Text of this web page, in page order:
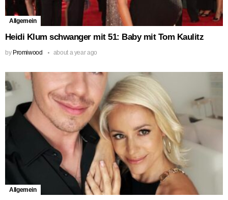
Allgemein
Heidi Klum schwanger mit 51: Baby mit Tom Kaulitz
by Promiwood about a year ago
Allgemein